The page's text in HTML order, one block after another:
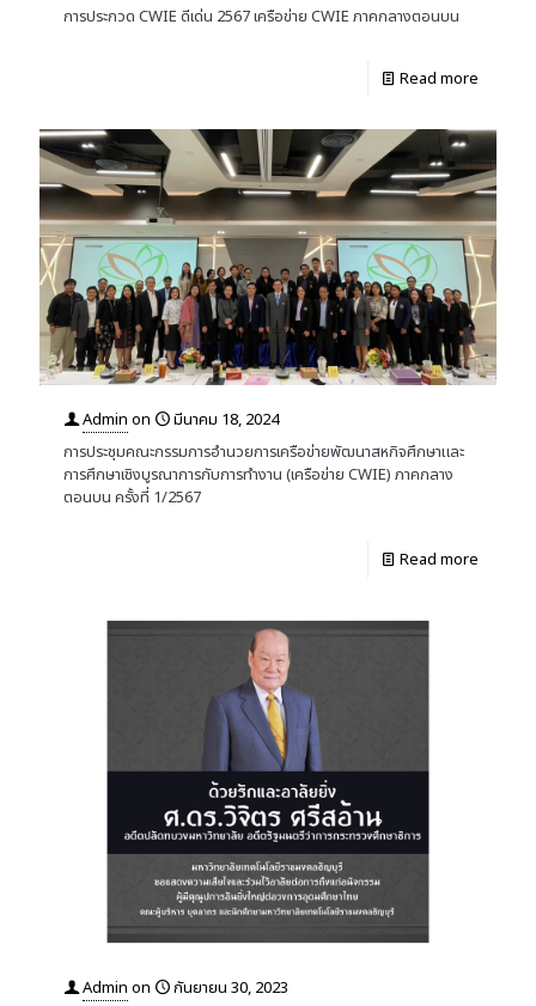
การประกวด CWIE ดีเด่น 2567 เครือข่าย CWIE ภาคกลางตอนบน
Read more
Admin on
มีนาคม 18, 2024
การประชุมคณะกรรมการอำนวยการเครือข่ายพัฒนาสหกิจศึกษาและ
การศึกษาเชิงบูรณาการกับการทำงาน (เครือข่าย CWIE) ภาคกลาง
ตอนบน ครั้งที่ 1/2567
Read more
Admin on
กันยายน 30, 2023